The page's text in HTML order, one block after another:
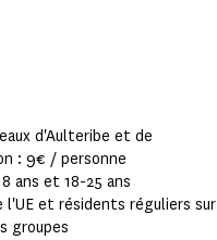
d'Aulteribe et de
: 9€ / personne
ans et 18-25 ans
et résidents réguliers sur
groupes